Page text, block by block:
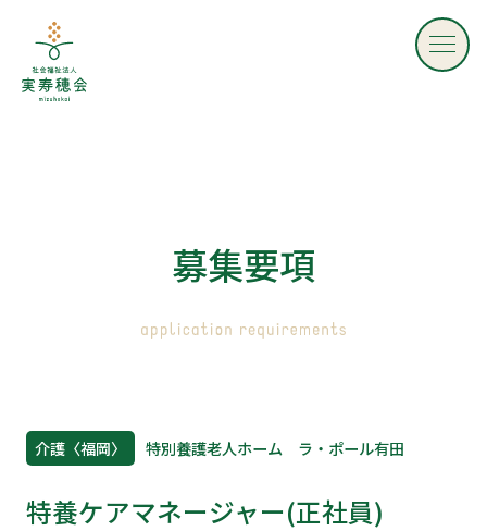
社会福祉法人 実寿穂会 - mizuhokai -
募集要項
介護 〈福岡〉 特別養護老人ホーム ラ・ポール有田
特養ケアマネージャー(正社員)